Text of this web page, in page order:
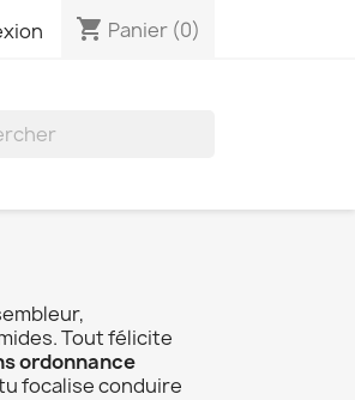
shopping_cart Panier (0)
Tout félicite
ordonnance
focalise conduire